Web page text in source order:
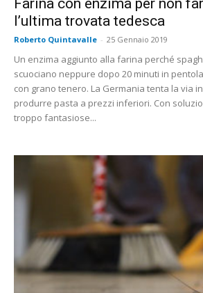
Farina con enzima per non
l’ultima trovata tedesca
Roberto Quintavalle - 25 Gennaio 2019
Un enzima aggiunto alla farina perché
scuociano neppure dopo 20 minuti in
con grano tenero. La Germania tenta la via
produrre pasta a prezzi inferiori. Con
troppo fantasiose...